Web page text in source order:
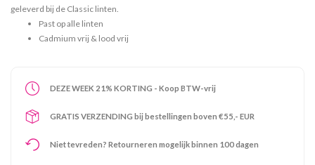
geleverd bij de Classic linten.
Past op alle linten
Cadmium vrij & lood vrij
DEZE WEEK 21% KORTING - Koop BTW-vrij
GRATIS VERZENDING bij bestellingen boven €55,- EUR
Niet tevreden? Retourneren mogelijk binnen 100 dagen